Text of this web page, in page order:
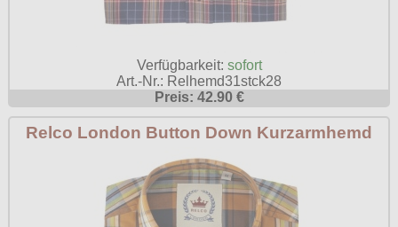
Verfügbarkeit: sofort
Art.-Nr.: Relhemd31stck28
Preis: 42.90 €
Relco London Button Down Kurzarmhemd